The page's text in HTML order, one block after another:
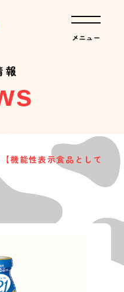
報
機能性表示食品として